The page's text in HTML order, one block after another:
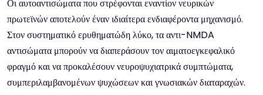
Οι αυτοαντισώματα που στρέφονται εναντίον νευρικών
πρωτεϊνών αποτελούν έναν ιδιαίτερα ενδιαφέροντα μηχανισμό.
Στον συστηματικό ερυθηματώδη λύκο, τα αντι-NMDA
αντισώματα μπορούν να διαπεράσουν τον αιματοεγκεφαλικό
φραγμό και να προκαλέσουν νευροψυχιατρικά συμπτώματα,
συμπεριλαμβανομένων ψυχώσεων και γνωσιακών διαταραχών.